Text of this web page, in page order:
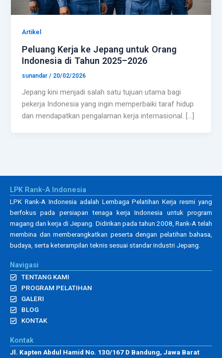
Artikel
Peluang Kerja ke Jepang untuk Orang
Indonesia di Tahun 2025–2026
sunandar/ 20/02/2026
Jepang kini menjadi salah satu tujuan utama bagi
pekerja Indonesia yang ingin memperbaiki taraf hidup
dan mendapatkan pengalaman kerja internasional. […]
LPK Rank-A Indonesia
LPK Rank-A Indonesia adalah Lembaga Pelatihan Kerja resmi yang
berfokus pada persiapan tenaga kerja Indonesia untuk program
magang dan kerja di Jepang. Didirikan pada tahun 2008, Rank-A telah
membina dan memberangkatkan peserta dengan pelatihan bahasa,
budaya, serta keterampilan teknis sesuai standar industri Jepang.
Navigasi
TENTANG KAMI
PROGRAM PELATIHAN
GALERI
BLOG
KONTAK
Kontak
Jl. Kapten Abdul Hamid No. 130/167 D Bandung, Jawa Barat